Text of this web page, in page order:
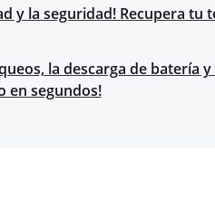
y la seguridad! Recupera tu
la descarga de batería
en segundos!